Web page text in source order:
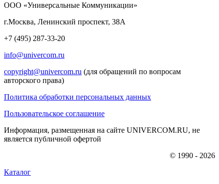
ООО «Универсальные Коммуникации»
г.Москва, Ленинский проспект, 38А
+7 (495) 287-33-20
info@univercom.ru
copyright@univercom.ru (для обращений по вопросам
авторского права)
Политика обработки персональных данных
Пользовательское соглашение
Информация, размещенная на сайте UNIVERCOM.RU, не
является публичной офертой
© 1990 - 2026
Каталог